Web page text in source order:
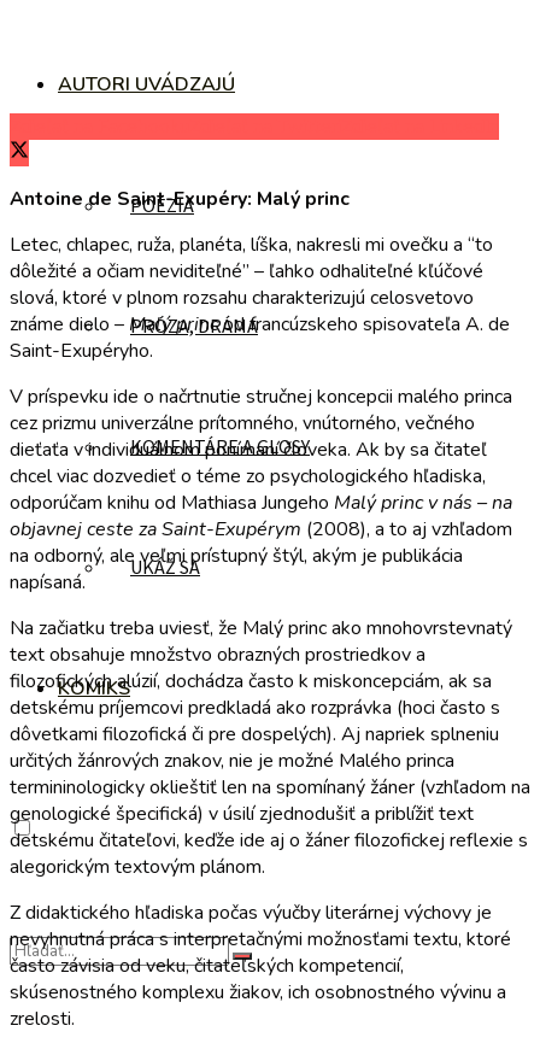
AUTORI UVÁDZAJÚ
POÉZIA
PRÓZA, DRÁMA
KOMENTÁRE A GLOSY
UKÁŽ SA
KOMIKS
Antoine de Saint-Exupéry: Malý princ
Letec, chlapec, ruža, planéta, líška, nakresli mi ovečku a “to
dôležité a očiam neviditeľné” – ľahko odhaliteľné kľúčové
slová, ktoré v plnom rozsahu charakterizujú celosvetovo
známe dielo – Malý princod francúzskeho spisovateľa A. de
Saint-Exupéryho.
V príspevku ide o načrtnutie stručnej koncepcii malého princa
cez prizmu univerzálne prítomného, vnútorného, večného
dieťaťa v individuálnom ponímaní človeka. Ak by sa čitateľ
chcel viac dozvedieť o téme zo psychologického hľadiska,
odporúčam knihu od Mathiasa Jungeho Malý princ v nás – na
objavnej ceste za Saint-Exupérym (2008), a to aj vzhľadom
na odborný, ale veľmi prístupný štýl, akým je publikácia
napísaná.
Na začiatku treba uviesť, že Malý princ ako mnohovrstevnatý
text obsahuje množstvo obrazných prostriedkov a
filozofických alúzií, dochádza často k miskoncepciám, ak sa
detskému príjemcovi predkladá ako rozprávka (hoci často s
dôvetkami filozofická či pre dospelých). Aj napriek splneniu
určitých žánrových znakov, nie je možné Malého princa
termininologicky oklieštiť len na spomínaný žáner (vzhľadom na
genologické špecifická) v úsilí zjednodušiť a priblížiť text
detskému čitateľovi, keďže ide aj o žáner filozofickej reflexie s
alegorickým textovým plánom.
Z didaktického hľadiska počas výučby literárnej výchovy je
nevyhnutná práca s interpretačnými možnosťami textu, ktoré
často závisia od veku, čitateľských kompetencií,
skúsenostného komplexu žiakov, ich osobnostného vývinu a
zrelosti.